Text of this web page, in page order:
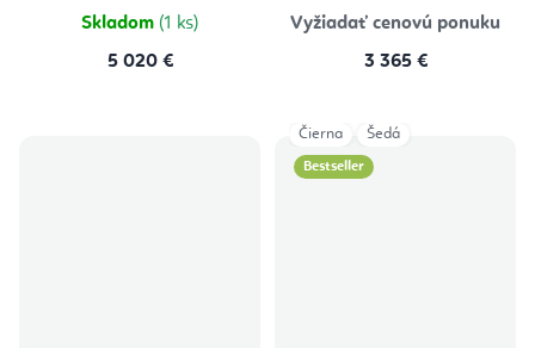
Skladom (1 ks)
5 020 €
Vyžiadať cenovú ponuku
3 365 €
Bestseller
Čierna Šedá